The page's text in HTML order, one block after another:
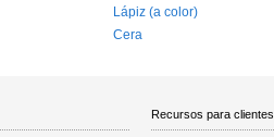
Lápiz (a color)
Cera
Recursos para clientes